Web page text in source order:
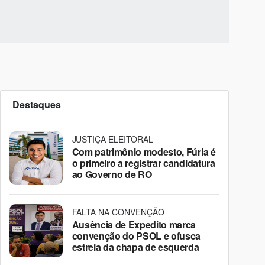
Destaques
JUSTIÇA ELEITORAL
Com patrimônio modesto, Fúria é
o primeiro a registrar candidatura
ao Governo de RO
FALTA NA CONVENÇÃO
Ausência de Expedito marca
convenção do PSOL e ofusca
estreia da chapa de esquerda